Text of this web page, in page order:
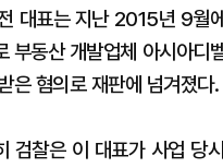
대표는 지난 2015년 9월
부동산 개발업체 아시아디
은 혐의로 재판에 넘겨졌다.
검찰은 이 대표가 사업 당